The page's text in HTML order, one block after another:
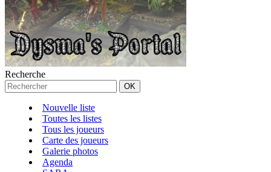
Recherche
Nouvelle liste
Toutes les listes
Tous les joueurs
Carte des joueurs
Galerie photos
Agenda